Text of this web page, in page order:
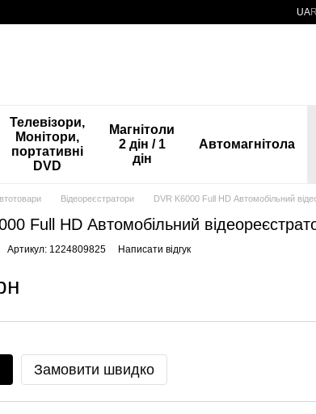
UA
Телевізори,
Монітори,
портативні
DVD
Магнітоли
2 дін / 1
дін
Автомагнітола
Відеореєстратори DVR K6000 Full HD Автомобільний
Full HD Автомобільний
Артикул: 1224809825 Написати відгук
Замовити швидко